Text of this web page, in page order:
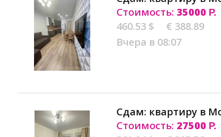
Стоимость: 35000 Р.
460.53 $
€ 388.89
Вчера в 08:07
Сдам: квартиру в
Стоимость: 27500 Р.